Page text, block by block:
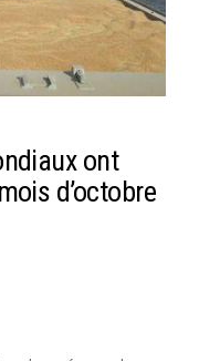
ont
d’octobre